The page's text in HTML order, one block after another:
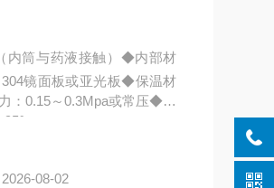
内筒与药液接触）◆内部材
镜面板或亚光板◆保温材
：0.15～0.3Mpa或常压◆灭
2026-08-02